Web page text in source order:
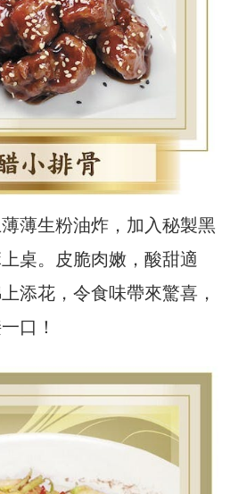
薄生粉油炸，加入秘製黑
桌。皮脆肉嫩，酸甜適
添花，令食味帶來驚喜，
口！